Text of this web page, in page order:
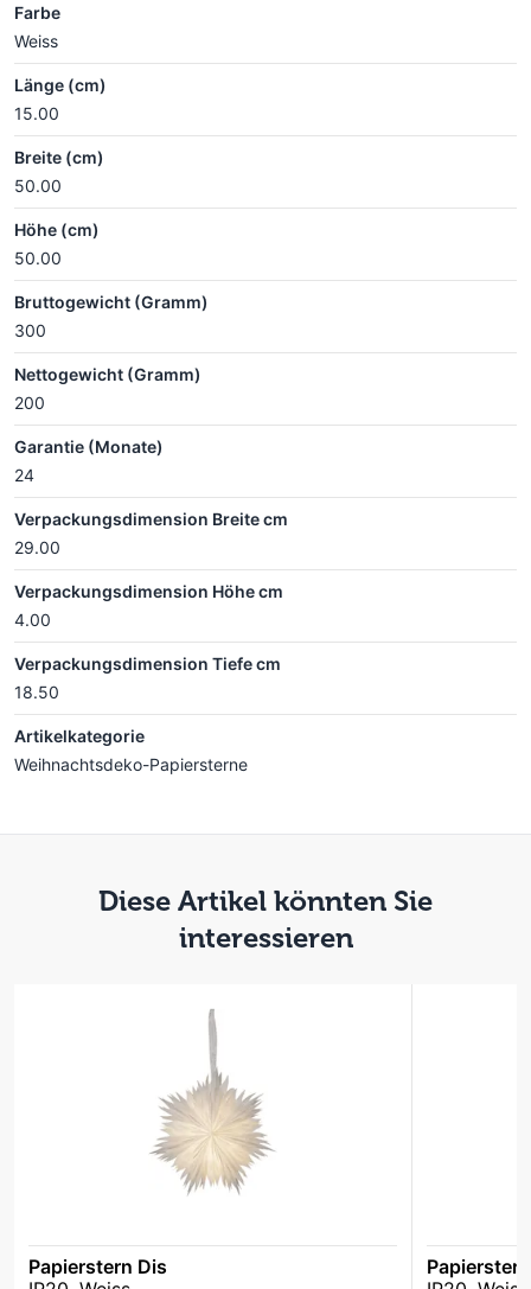
Farbe
Weiss
Länge (cm)
15.00
Breite (cm)
50.00
Höhe (cm)
50.00
Bruttogewicht (Gramm)
300
Nettogewicht (Gramm)
200
Garantie (Monate)
24
Verpackungsdimension Breite cm
29.00
Verpackungsdimension Höhe cm
4.00
Verpackungsdimension Tiefe cm
18.50
Artikelkategorie
Weihnachtsdeko-Papiersterne
Diese Artikel könnten Sie
interessieren
Papierstern Dis